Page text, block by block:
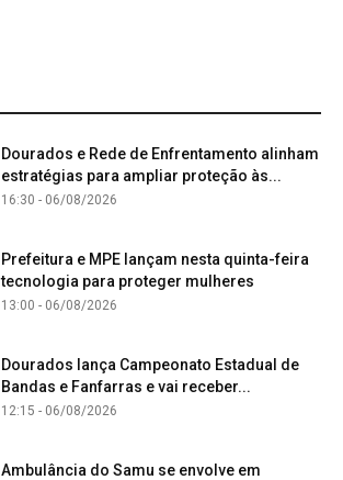
Dourados e Rede de Enfrentamento alinham
estratégias para ampliar proteção às...
16:30 - 06/08/2026
Prefeitura e MPE lançam nesta quinta-feira
tecnologia para proteger mulheres
13:00 - 06/08/2026
Dourados lança Campeonato Estadual de
Bandas e Fanfarras e vai receber...
12:15 - 06/08/2026
Ambulância do Samu se envolve em